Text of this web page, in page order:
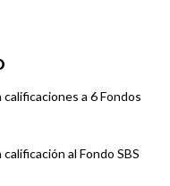
a 6 Fondos
al Fondo SBS